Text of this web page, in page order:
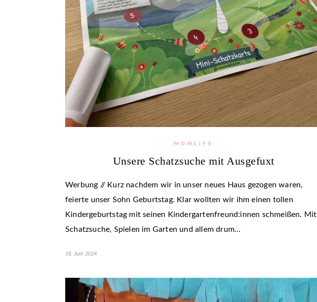
MOMLIFE
Unsere Schatzsuche mit Ausgefuxt
Werbung // Kurz nachdem wir in unser neues Haus gezogen waren,
feierte unser Sohn Geburtstag. Klar wollten wir ihm einen tollen
Kindergeburtstag mit seinen Kindergartenfreund:innen schmeißen. Mit
Schatzsuche, Spielen im Garten und allem drum…
18. Juni 2024